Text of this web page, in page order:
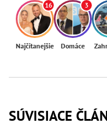
16
Najčítanejšie
3
Domáce
SÚVISIACE